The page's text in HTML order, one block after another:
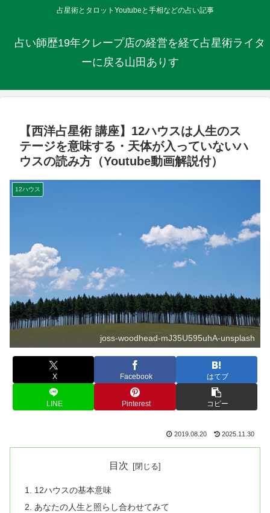
占星術とタロットYoutubeと手相などの占い記事
占い師歴19年クレープ店の経営を経て占星術ライタ
ーに戻る山田ありす
【西洋占星術 講座】12ハウスは人生のス
テージを意味する・天体が入っていないハ
ウスの読み方（Youtube動画解説付）
12ハウス
joss-woodhead-mJ35U595uhA-unsplash
X Facebook はてブ
LINE Pinterest コピー
2019.08.20 2025.11.30
目次
12ハウスの基本意味
あなたの人生と照らし合わせてみて